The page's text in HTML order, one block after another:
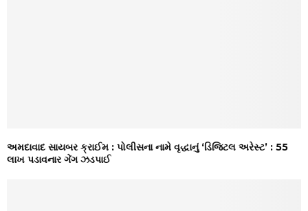
અમદાવાદ સાયબર ક્રાઈમ : પોલીસના નામે વૃદ્ધાનું ‘ડિજિટલ અરેસ્ટ’ : ₹55
લાખ પડાવનાર ગેંગ ઝડપાઈ